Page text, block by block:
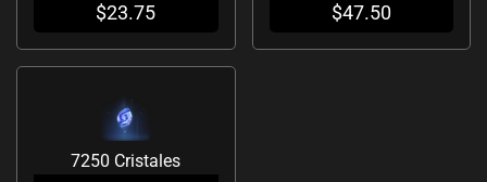
$23.75 $47.50
7250 Cristales